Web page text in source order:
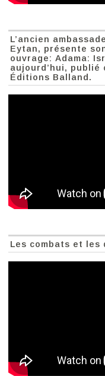
L’ancien
Eytan, présente
ouvrage: Adama:
aujourd’hui,
Éditions Balland.
Les combats et les